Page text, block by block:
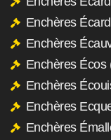
Enchères
Enchères
Enchères Écos
Enchères
Enchères
Enchères